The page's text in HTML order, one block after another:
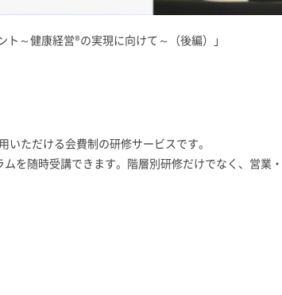
～健康経営®の実現に向けて～（後編）」
ただける会費制の研修サービスです。
を随時受講できます。階層別研修だけでなく、営業